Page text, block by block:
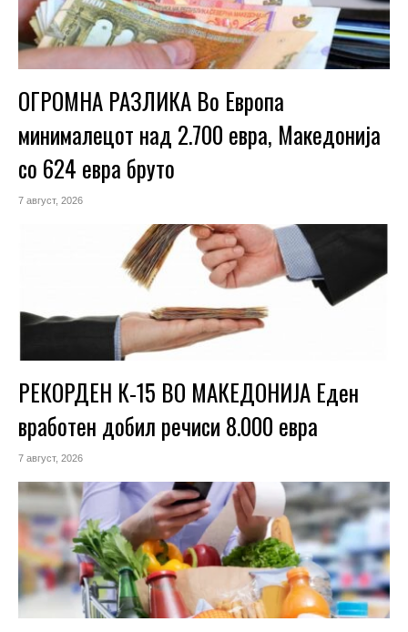
ОГРОМНА РАЗЛИКА Во Европа
минималецот над 2.700 евра, Македонија
со 624 евра бруто
7 август, 2026
РЕКОРДЕН К-15 ВО МАКЕДОНИЈА Еден
вработен добил речиси 8.000 евра
7 август, 2026